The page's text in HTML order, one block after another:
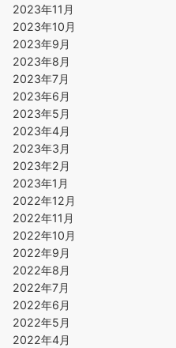
2023年11月
2023年10月
2023年9月
2023年8月
2023年7月
2023年6月
2023年5月
2023年4月
2023年3月
2023年2月
2023年1月
2022年12月
2022年11月
2022年10月
2022年9月
2022年8月
2022年7月
2022年6月
2022年5月
2022年4月